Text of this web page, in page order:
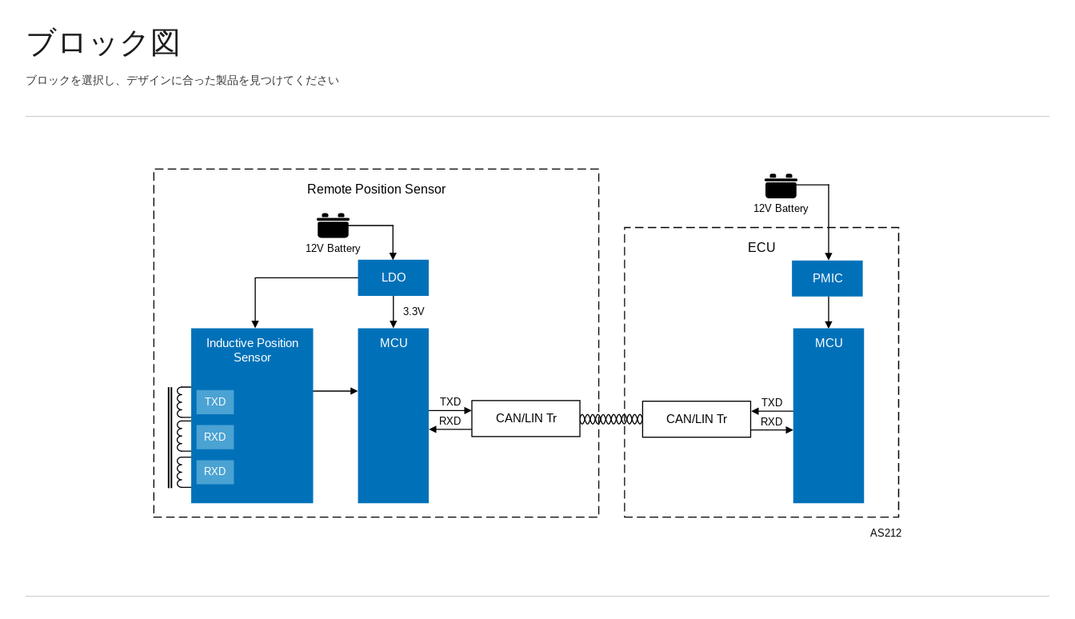
ブロック図
ブロックを選択し、デザインに合った製品を見つけてください
interactive
AS212
12V Battery
12V Battery
Remote Position Sensor
ECU
TXD
RXD
TXD
RXD
3.3V
PMIC
CAN/LIN Tr CAN/LIN Tr
MCU
LDO
MCU
Inductive Position
Sensor
TXD
RXD
RXD